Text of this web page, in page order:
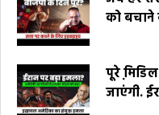
को
पूरे
जाएंगी.